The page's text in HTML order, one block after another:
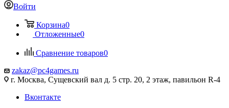
Войти
Корзина0
Отложенные0
Сравнение товаров0
zakaz@pc4games.ru
г. Москва, Сущевский вал д. 5 стр. 20, 2 этаж, павильон R-4
Вконтакте